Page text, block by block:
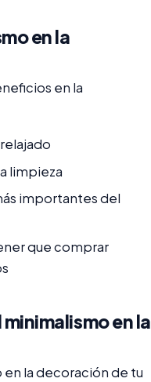
en la
en la
limpieza
importantes del
que comprar
en la
en la decoración de tu